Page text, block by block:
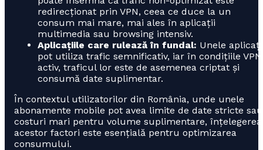
redirecționat prin VPN, ceea ce duce la un
consum mai mare, mai ales în aplicații
multimedia sau browsing intensiv.
Aplicațiile care rulează în fundal: Unele
pot utiliza trafic semnificativ, iar în condițiile VPN
activ, traficul lor este de asemenea criptat și
consumă date suplimentar.
În contextul utilizatorilor din România, unde unele
abonamente mobile pot avea limite de date stricte sau
costuri mari pentru volume suplimentare, înțelegerea
acestor factori este esențială pentru optimizarea
consumului.